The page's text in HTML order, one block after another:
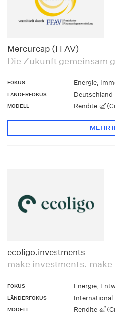
Mercurcap (FFAV)
Die Zukunft gemeinsam
FOKUS Energie,
LÄNDERFOKUS Deutschland
MODELL Rendite
MEHR
ecoligo.investments
make investments.
FOKUS Energie,
LÄNDERFOKUS International
MODELL Rendite